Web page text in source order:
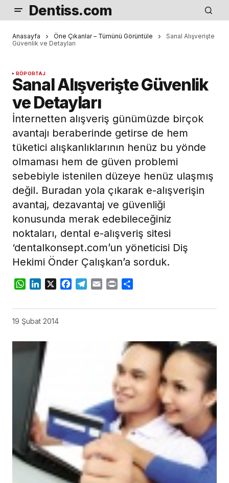
Dentiss.com
Anasayfa Öne Çıkanlar – Tümünü Görüntüle
Sanal Alışverişte
Güvenlik ve Detayları
RÖPORTAJ
Sanal Alışverişte Güvenlik
ve Detayları
İnternetten alışveriş günümüzde birçok
avantajı beraberinde getirse de hem
tüketici alışkanlıklarının henüz bu yönde
olmaması hem de güven problemi
sebebiyle istenilen düzeye henüz ulaşmış
değil. Buradan yola çıkarak e-alışverişin
avantaj, dezavantaj ve güvenliği
konusunda merak edebileceğiniz
noktaları, dental e-alışveriş sitesi
‘dentalkonsept.com’un yöneticisi Diş
Hekimi Önder Çalışkan’a sorduk.
WhatsApp
LinkedIn
X Facebook
Telegram
Email Print
19 Şubat 2014